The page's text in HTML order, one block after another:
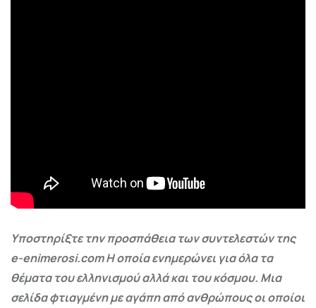
Υποστηρίξτε την προσπάθεια των συντελεστών της
e-enimerosi.com Η οποία ενημερώνει για όλα τα
θέματα του ελληνισμού αλλά και του κόσμου. Μια
σελίδα φτιαγμένη με αγάπη από ανθρώπους οι οποίοι